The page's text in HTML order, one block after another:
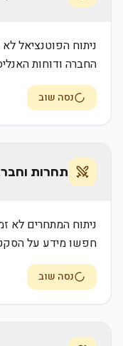
ניתוח הפוטנציאל
החברה ודוחות
נסה שוב
תחרות
ניתוח המתחרים לא
חפשו מידע על
נסה שוב